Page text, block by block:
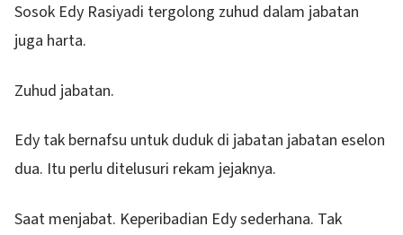
Sosok Edy Rasiyadi tergolong zuhud dalam jabatan
juga harta.
Zuhud jabatan.
Edy tak bernafsu untuk duduk di jabatan jabatan eselon
dua. Itu perlu ditelusuri rekam jejaknya.
Saat menjabat. Keperibadian Edy sederhana. Tak